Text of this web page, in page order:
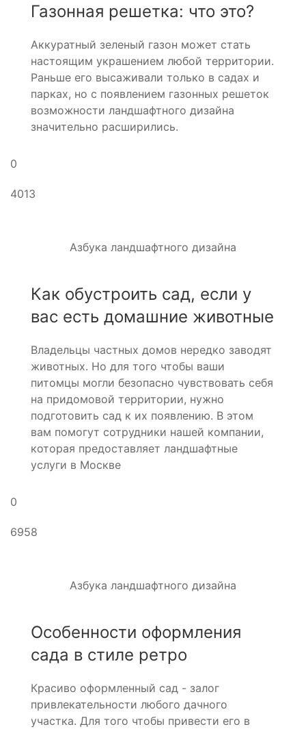
Газонная решетка: что это?
Аккуратный зеленый газон может стать
настоящим украшением любой территории.
Раньше его высаживали только в садах и
парках, но с появлением газонных решеток
возможности ландшафтного дизайна
значительно расширились.
0
4013
Азбука ландшафтного дизайна
Как обустроить сад, если у
вас есть домашние животные
Владельцы частных домов нередко заводят
животных. Но для того чтобы ваши
питомцы могли безопасно чувствовать себя
на придомовой территории, нужно
подготовить сад к их появлению. В этом
вам помогут сотрудники нашей компании,
которая предоставляет ландшафтные
услуги в Москве
0
6958
Азбука ландшафтного дизайна
Особенности оформления
сада в стиле ретро
Красиво оформленный сад - залог
привлекательности любого дачного
участка. Для того чтобы привести его в